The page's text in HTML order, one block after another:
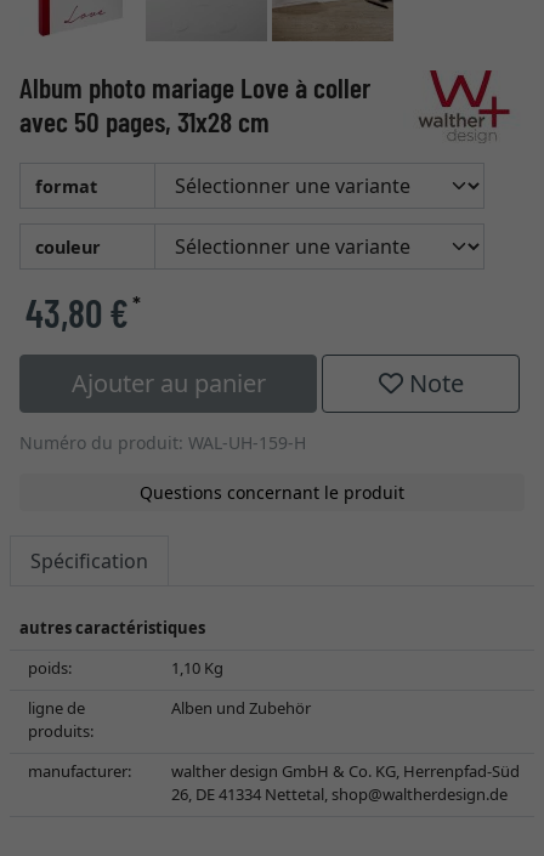
Album photo mariage Love à coller
avec 50 pages, 31x28 cm
format
couleur
43,80 €*
Ajouter au panier Note
Numéro du produit: WAL-UH-159-H
Questions concernant le produit
Spécification
autres caractéristiques
poids:
1,10 Kg
ligne de
produits:
Alben und Zubehör
manufacturer:
walther design GmbH & Co. KG, Herrenpfad-Süd
26, DE 41334 Nettetal,shop@waltherdesign.de